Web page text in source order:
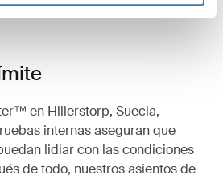
and instructions
en Hillerstorp, Suecia,
internas aseguran que
lidiar con las condiciones
de todo, nuestros asientos de